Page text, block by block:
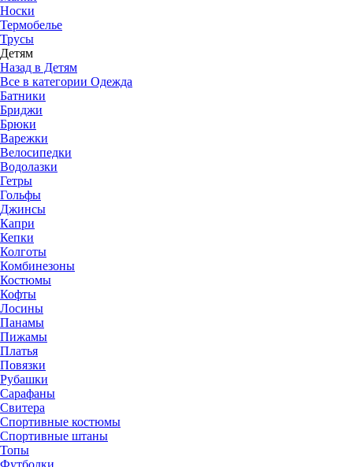
Носки
Термобелье
Трусы
Детям
Назад в Детям
Все в категории Одежда
Батники
Бриджи
Брюки
Варежки
Велосипедки
Водолазки
Гетры
Гольфы
Джинсы
Капри
Кепки
Колготы
Комбинезоны
Костюмы
Кофты
Лосины
Панамы
Пижамы
Платья
Повязки
Рубашки
Сарафаны
Свитера
Спортивные костюмы
Спортивные штаны
Топы
Футболки